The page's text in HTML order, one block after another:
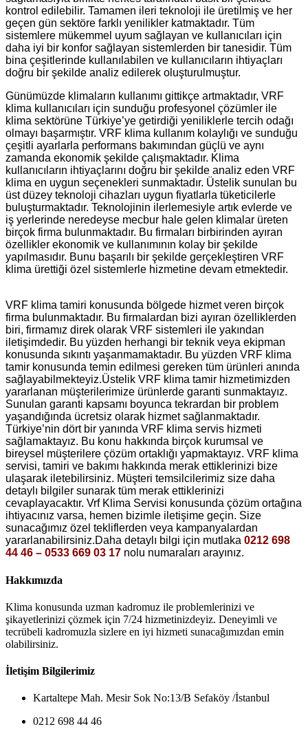
kontrol edilebilir. Tamamen ileri teknoloji ile üretilmiş ve her
geçen gün sektöre farklı yenilikler katmaktadır. Tüm
sistemlere mükemmel uyum sağlayan ve kullanıcıları için
daha iyi bir konfor sağlayan sistemlerden bir tanesidir. Tüm
bina çeşitlerinde kullanılabilen ve kullanıcıların ihtiyaçları
doğru bir şekilde analiz edilerek oluşturulmuştur.
Günümüzde klimaların kullanımı gittikçe artmaktadır, VRF
klima kullanıcıları için sunduğu profesyonel çözümler ile
klima sektörüne Türkiye’ye getirdiği yeniliklerle tercih odağı
olmayı başarmıştır. VRF klima kullanım kolaylığı ve sunduğu
çeşitli ayarlarla performans bakımından güçlü ve aynı
zamanda ekonomik şekilde çalışmaktadır. Klima
kullanıcıların ihtiyaçlarını doğru bir şekilde analiz eden VRF
klima en uygun seçenekleri sunmaktadır. Üstelik sunulan bu
üst düzey teknoloji cihazları uygun fiyatlarla tüketicilerle
buluşturmaktadır. Teknolojinin ilerlemesiyle artık evlerde ve
iş yerlerinde neredeyse mecbur hale gelen klimalar üreten
birçok firma bulunmaktadır. Bu firmaları birbirinden ayıran
özellikler ekonomik ve kullanımının kolay bir şekilde
yapılmasıdır. Bunu başarılı bir şekilde gerçekleştiren VRF
klima ürettiği özel sistemlerle hizmetine devam etmektedir.
VRF klima tamiri konusunda bölgede hizmet veren birçok
firma bulunmaktadır. Bu firmalardan bizi ayıran özelliklerden
biri, firmamız direk olarak VRF sistemleri ile yakından
iletişimdedir. Bu yüzden herhangi bir teknik veya ekipman
konusunda sıkıntı yaşanmamaktadır. Bu yüzden VRF klima
tamir konusunda temin edilmesi gereken tüm ürünleri anında
sağlayabilmekteyiz.Üstelik VRF klima tamir hizmetimizden
yararlanan müşterilerimize ürünlerde garanti sunmaktayız.
Sunulan garanti kapsamı boyunca tekrardan bir problem
yaşandığında ücretsiz olarak hizmet sağlanmaktadır.
Türkiye’nin dört bir yanında VRF klima servis hizmeti
sağlamaktayız. Bu konu hakkında birçok kurumsal ve
bireysel müşterilere çözüm ortaklığı yapmaktayız. VRF klima
servisi, tamiri ve bakımı hakkında merak ettiklerinizi bize
ulaşarak iletebilirsiniz. Müşteri temsilcilerimiz size daha
detaylı bilgiler sunarak tüm merak ettiklerinizi
cevaplayacaktır. Vrf Klima Servisi konusunda çözüm ortağına
ihtiyacınız varsa, hemen bizimle iletişime geçin. Size
sunacağımız özel tekliflerden veya kampanyalardan
yararlanabilirsiniz.Daha detaylı bilgi için mutlaka 0212 698
44 46 – 0533 669 03 17 nolu numaraları arayınız.
Hakkımızda
Klima konusunda uzman kadromuz ile problemlerinizi ve
şikayetlerinizi çözmek için 7/24 hizmetinizdeyiz. Deneyimli ve
tecrübeli kadromuzla sizlere en iyi hizmeti sunacağımızdan emin
olabilirsiniz.
İletişim Bilgilerimiz
Kartaltepe Mah. Mesir Sok No:13/B Sefaköy /İstanbul
0212 698 44 46